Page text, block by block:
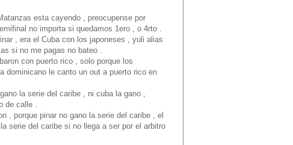
esta cayendo , preocupense por
no importa si quedamos 1ero , o 4rto .
, era el Cuba con los japoneses , yuli alias
si no me pagas no bateo .
con puerto rico , solo porque los
dominicano le canto un out a puerto rico en
la serie del caribe , ni cuba la gano ,
de calle .
, porque pinar no gano la serie del caribe , el
serie del caribe si no llega a ser por el arbitro